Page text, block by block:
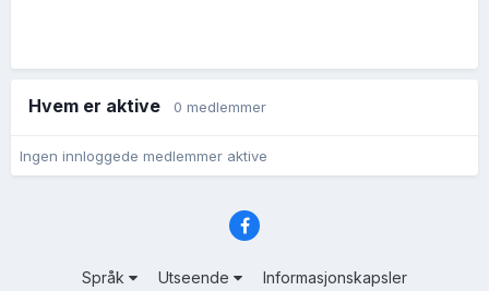
Hvem er aktive 0 medlemmer
Ingen innloggede medlemmer aktive
Språk Utseende Informasjonskapsler